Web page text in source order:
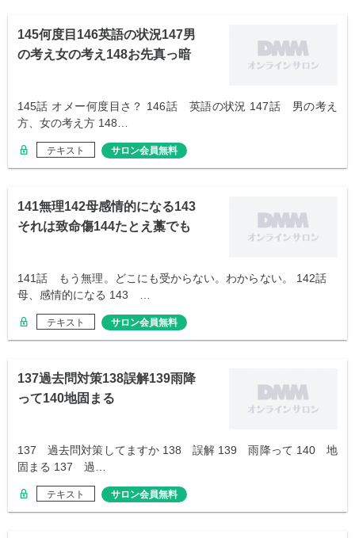
145何度目146英語の状況147男
の考え女の考え148お先真っ暗
145話 オメー何度目さ？ 146話 英語の状況 147話 男の考え
方、女の考え方 148…
テキスト サロン会員無料
141無理142母感情的になる143
それは致命傷144たとえ藁でも
141話 もう無理。どこにも受からない。わからない。 142話
母、感情的になる 143 …
テキスト サロン会員無料
137過去問対策138誤解139雨降
って140地固まる
137 過去問対策してますか 138 誤解 139 雨降って 140 地
固まる 137 過…
テキスト サロン会員無料